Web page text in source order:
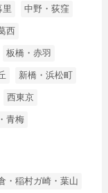
里 中野・荻窪
西
板橋・赤羽
新橋・浜松町
西東京
青梅
・稲村ガ崎・葉山